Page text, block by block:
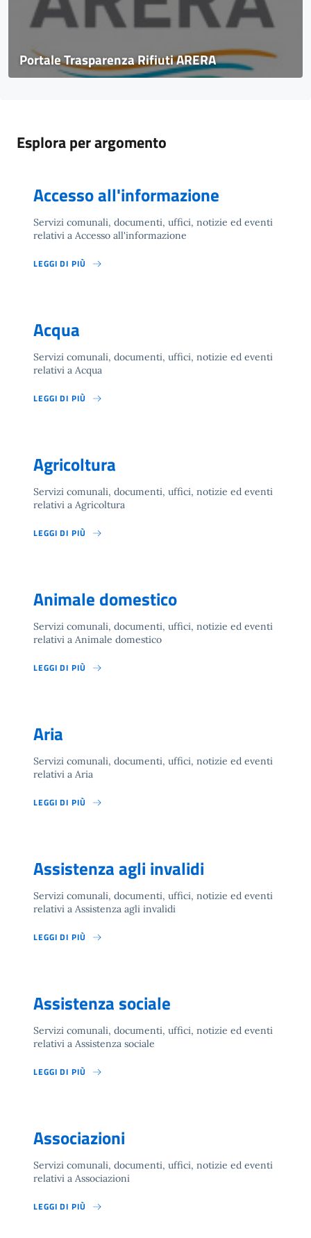
Portale Trasparenza Rifiuti ARERA
Esplora per argomento
Accesso all'informazione
Servizi comunali, documenti, uffici, notizie ed eventi
relativi a Accesso all'informazione
LEGGI DI PIÙ
Acqua
Servizi comunali, documenti, uffici, notizie ed eventi
relativi a Acqua
LEGGI DI PIÙ
Agricoltura
Servizi comunali, documenti, uffici, notizie ed eventi
relativi a Agricoltura
LEGGI DI PIÙ
Animale domestico
Servizi comunali, documenti, uffici, notizie ed eventi
relativi a Animale domestico
LEGGI DI PIÙ
Aria
Servizi comunali, documenti, uffici, notizie ed eventi
relativi a Aria
LEGGI DI PIÙ
Assistenza agli invalidi
Servizi comunali, documenti, uffici, notizie ed eventi
relativi a Assistenza agli invalidi
LEGGI DI PIÙ
Assistenza sociale
Servizi comunali, documenti, uffici, notizie ed eventi
relativi a Assistenza sociale
LEGGI DI PIÙ
Associazioni
Servizi comunali, documenti, uffici, notizie ed eventi
relativi a Associazioni
LEGGI DI PIÙ